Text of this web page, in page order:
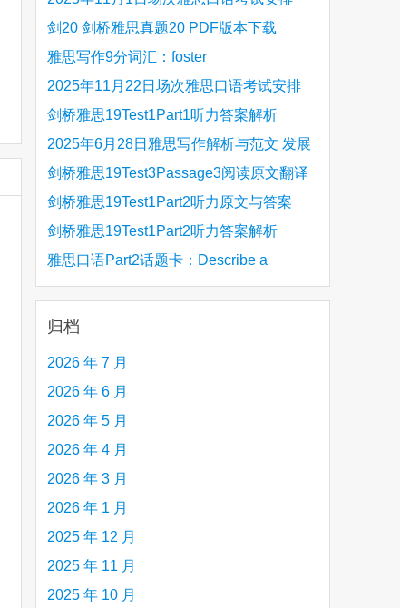
剑20 剑桥雅思真题20 PDF版本下载
雅思写作9分词汇：foster
2025年11月22日场次雅思口语考试安排
剑桥雅思19Test1Part1听力答案解析
Hinchingbrooke Country Park
2025年6月28日雅思写作解析与范文 发展
旅游业 手把手带你写高分范文
剑桥雅思19Test3Passage3阅读原文翻译
Is the era of artificial speech translation
upon us 人工智能语言翻译
剑桥雅思19Test1Part2听力原文与答案
Stanthorpe Twinning Association
剑桥雅思19Test1Part2听力答案解析
Stanthorpe Twinning Association
雅思口语Part2话题卡：Describe a
creative person (e.g. an artist, a musician,
etc.) you admire 钦佩的有创造力的人
归档
2026 年 7 月
2026 年 6 月
2026 年 5 月
2026 年 4 月
2026 年 3 月
2026 年 1 月
2025 年 12 月
2025 年 11 月
2025 年 10 月